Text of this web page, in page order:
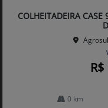
arti
lhe
COLHEITADEIRA
0 km